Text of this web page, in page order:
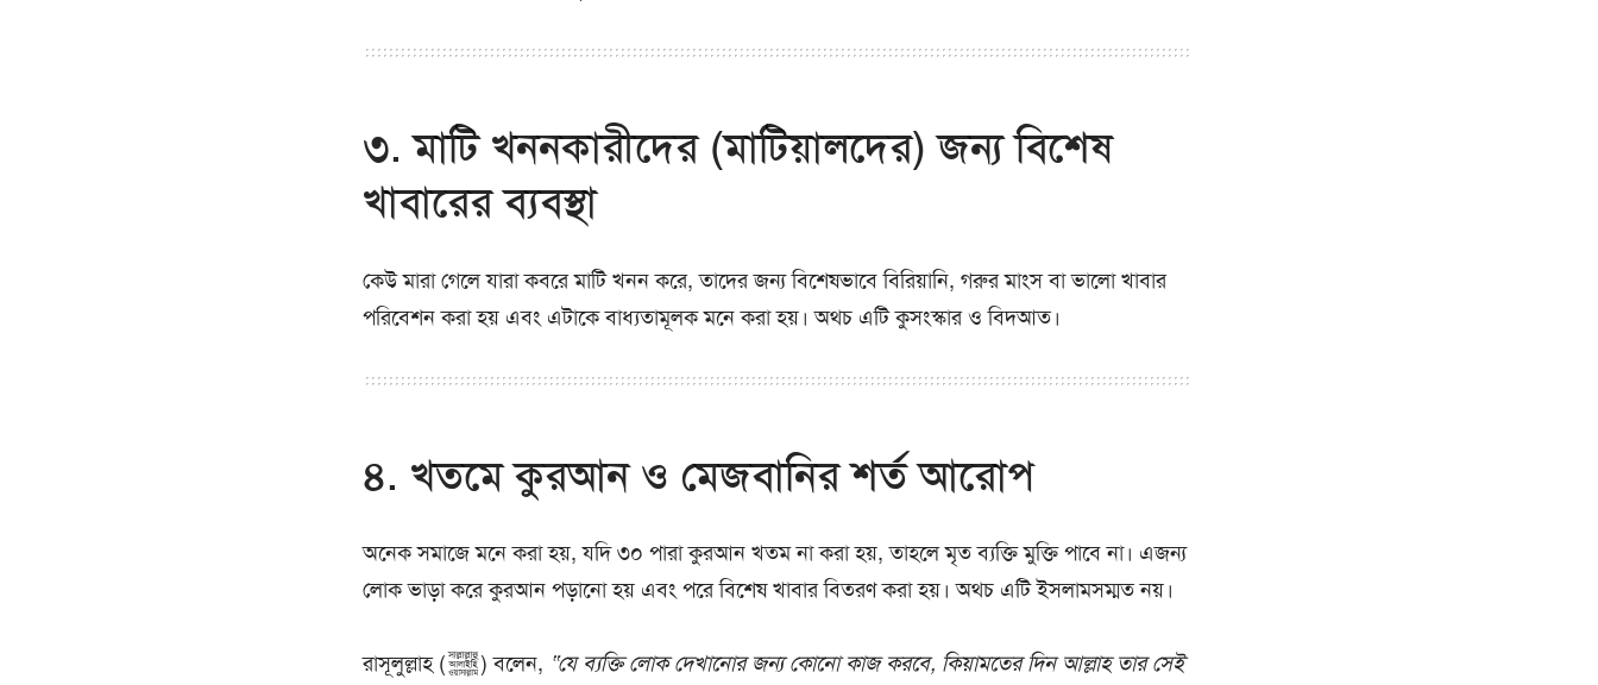
৩. মাটি খননকারীদের (মাটিয়ালদের) জন্য বিশেষ
খাবারের ব্যবস্থা
কেউ মারা গেলে যারা কবরে মাটি খনন করে, তাদের জন্য বিশেষভাবে বিরিয়ানি, গরুর মাংস বা ভালো খাবার
পরিবেশন করা হয় এবং এটাকে বাধ্যতামূলক মনে করা হয়। অথচ এটি কুসংস্কার ও বিদআত।
৪. খতমে কুরআন ও মেজবানির শর্ত আরোপ
অনেক সমাজে মনে করা হয়, যদি ৩০ পারা কুরআন খতম না করা হয়, তাহলে মৃত ব্যক্তি মুক্তি পাবে না। এজন্য
লোক ভাড়া করে কুরআন পড়ানো হয় এবং পরে বিশেষ খাবার বিতরণ করা হয়। অথচ এটি ইসলামসম্মত নয়।
রাসূলুল্লাহ (ﷺ) বলেন, “যে ব্যক্তি লোক দেখানোর জন্য কোনো কাজ করবে, কিয়ামতের দিন আল্লাহ তার সেই